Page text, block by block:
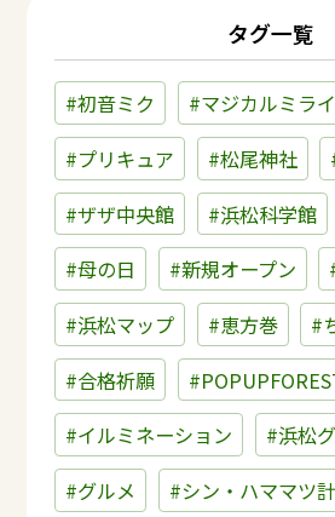
タグ一覧
#初音ミク
#マジカルミライ
#プリキュア
#松尾神社
#ザザ中央館
#浜松科学館
#母の日
#新規オープン
#浜松マップ
#恵方巻
#
#合格祈願
#イルミネーション
#浜松
#グルメ
#シン・ハママツ